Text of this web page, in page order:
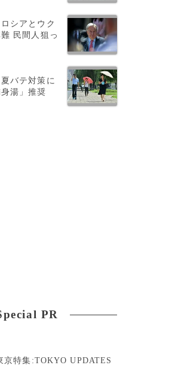
シアとウク
民間人狙っ
バテ対策に
湯」推奨
PR
京特集:TOKYO UPDATES